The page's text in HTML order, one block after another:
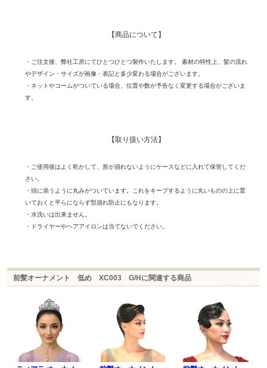
【商品について】
・ご注文後、弊社工房にてひとつひとつ製作いたします。 素材の特性上、髪の流れ
やデザイン・サイズが画像・表記と多少変わる場合がございます。
・ネットやコームがついている場合、位置や数が予告なく変更する場合がございま
す。
【取り扱い方法】
・ご使用後はよく乾かして、形が崩れないようにケースなどに入れて保管してくだ
さい。
・頭に添うように丸みがついています。これをキープするように丸いものの上に置
いておくと平らにならず型崩れ防止にもなります。
・水洗いは出来ません。
・ドライヤーやヘアアイロンは当てないでください。
前髪オーナメント 低め XC003 G/Hに関連する商品